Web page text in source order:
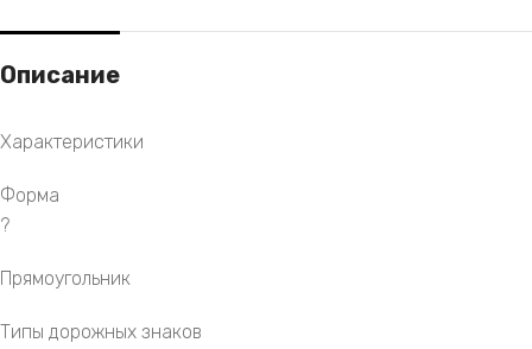
Описание
Характеристики
Форма
?
Прямоугольник
Типы дорожных знаков